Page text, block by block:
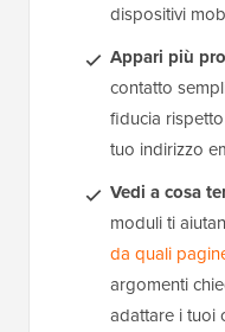
dispositivi
Appari più
contatto
fiducia
tuo indirizzo
Vedi a cosa
moduli ti
da quali
argomenti
adattare i tuoi